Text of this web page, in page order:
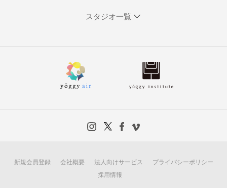
スタジオ一覧
新規会員登録 会社概要 法人向けサービス
プライバシーポリシー
採用情報